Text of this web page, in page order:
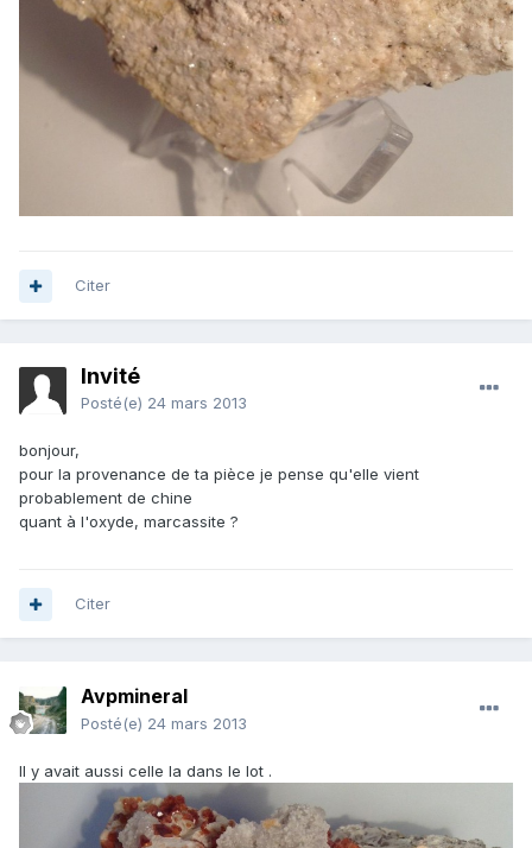
Citer
Invité
Posté(e) 24 mars 2013
bonjour,
pour la provenance de ta pièce je pense qu'elle vient
probablement de chine
quant à l'oxyde, marcassite ?
Citer
Avpmineral
Posté(e) 24 mars 2013
Il y avait aussi celle la dans le lot .